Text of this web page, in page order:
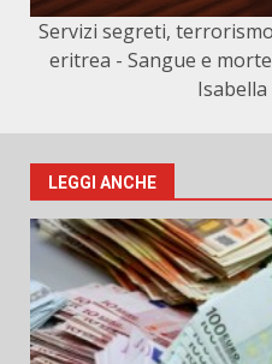
Servizi segreti,
eritrea - Sangue e
LEGGI ANCHE